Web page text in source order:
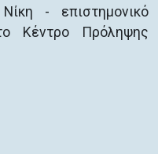
- επιστημονικό
Κέντρο Πρόληψης